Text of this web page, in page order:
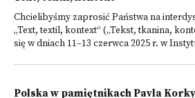
Chcielibyśmy zaprosić Państwa na
„Text, textil, kontext“ („Tekst, tkanina,
się w dniach 11–13 czerwca 2025 r. w
Polska w pamiętnikach Pavla